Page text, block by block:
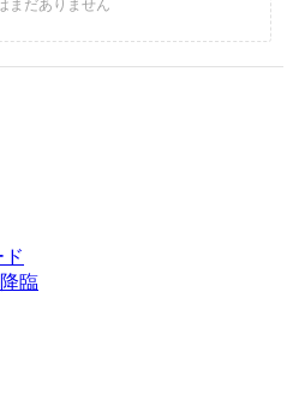
臨